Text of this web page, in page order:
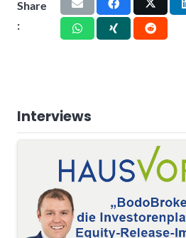
Share
:
Interviews